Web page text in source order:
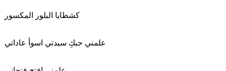
كشظايا البلور المكسور
علمني حبكِ سيدتي اسوأ عاداتي